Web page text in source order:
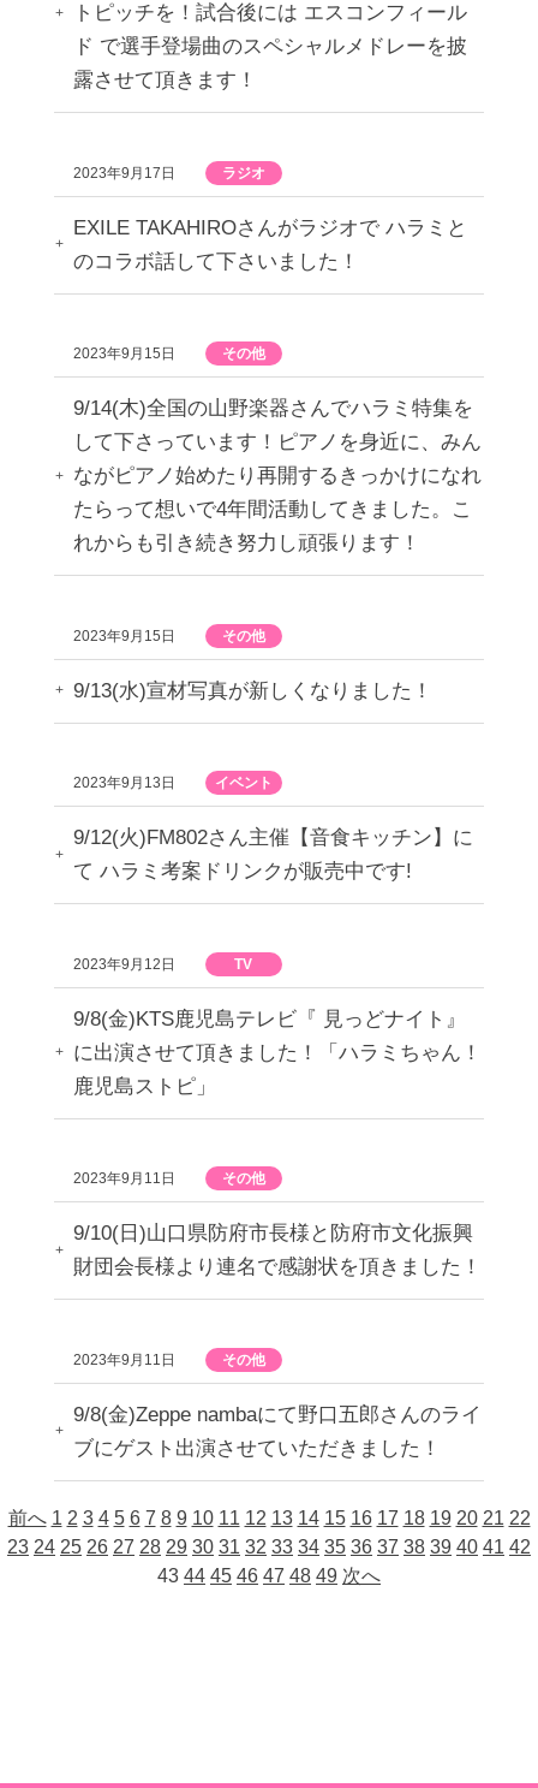
トピッチを！試合後には エスコンフィール
ド で選手登場曲のスペシャルメドレーを披
露させて頂きます！
2023年9月17日 ラジオ
EXILE TAKAHIROさんがラジオで ハラミと
のコラボ話して下さいました！
2023年9月15日 その他
9/14(木)全国の山野楽器さんでハラミ特集を
して下さっています！ピアノを身近に、みん
ながピアノ始めたり再開するきっかけになれ
たらって想いで4年間活動してきました。こ
れからも引き続き努力し頑張ります！
2023年9月15日 その他
9/13(水)宣材写真が新しくなりました！
2023年9月13日 イベント
9/12(火)FM802さん主催【音食キッチン】に
て ハラミ考案ドリンクが販売中です!
2023年9月12日 TV
9/8(金)KTS鹿児島テレビ『 見っどナイト』
に出演させて頂きました！「ハラミちゃん！
鹿児島ストピ」
2023年9月11日 その他
9/10(日)山口県防府市長様と防府市文化振興
財団会長様より連名で感謝状を頂きました！
2023年9月11日 その他
9/8(金)Zeppe nambaにて野口五郎さんのライ
ブにゲスト出演させていただきました！
前へ 1 2 3 4 5 6 7 8 9 10 11 12 13 14 15 16 17 18 19 20 21 22
23 24 25 26 27 28 29 30 31 32 33 34 35 36 37 38 39 40 41 42
43 44 45 46 47 48 49 次へ